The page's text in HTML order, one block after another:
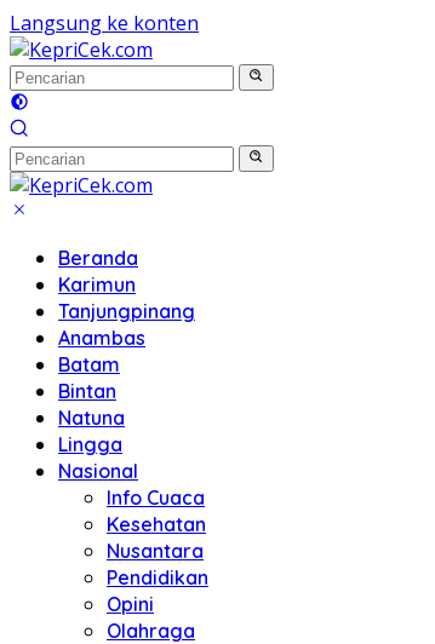
Langsung ke konten
Beranda
Karimun
Tanjungpinang
Anambas
Batam
Bintan
Natuna
Lingga
Nasional
Info Cuaca
Kesehatan
Nusantara
Pendidikan
Opini
Olahraga